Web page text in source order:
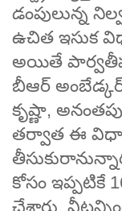
డంపులున్న
ఉచిత ఇసుక
అయితే
బీఆర్‌
కృష్ణా,
తర్వాత ఈ
కోసం ఇప్పటికే
చేశారు.